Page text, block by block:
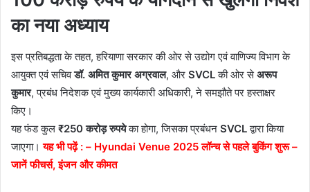
का नया अध्याय
इस प्रतिबद्धता के तहत, हरियाणा सरकार की ओर से उद्योग एवं वाणिज्य विभाग के
आयुक्त एवं सचिवडॉ. अमित कुमार अग्रवाल, और SVCLकी ओर सेअरूप
कुमार, प्रबंध निदेशक एवं मुख्य कार्यकारी अधिकारी, ने समझौते पर हस्ताक्षर
किए।
यह फंड कुल ₹250 करोड़ रुपयेका होगा, जिसका प्रबंधन SVCLद्वारा किया
जाएगा।यह भी पढ़ें : – Hyundai Venue 2025 लॉन्च से पहले बुकिंग शुरू –
जानें फीचर्स, इंजन और कीमत